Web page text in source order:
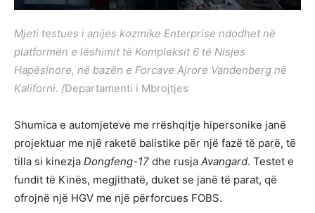
Mjeti testues i anijes kozmike Enterprise ndodhet në
platformën e lëshimit të Kompleksit 6 të Nisjes
Hapësinore, në bazën e Forcave Ajrore Vandenberg në
Kaliforni. /Departamenti i Mbrojtjes
Shumica e automjeteve me rrëshqitje hipersonike janë
projektuar me një raketë balistike për një fazë të parë, të
tilla si kinezja Dongfeng-17 dhe rusja Avangard. Testet e
fundit të Kinës, megjithatë, duket se janë të parat, që
ofrojnë një HGV me një përforcues FOBS.